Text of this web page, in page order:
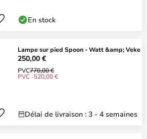
En stock
Lampe sur pied Spoon - Watt &amp; Veke
250,00 €
PVC770,00 €
PVC -520,00 €
Délai de livraison : 3 - 4 semaines